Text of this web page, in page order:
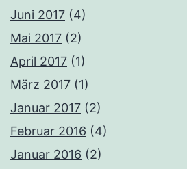
Juni 2017 (4)
Mai 2017 (2)
April 2017 (1)
März 2017 (1)
Januar 2017 (2)
Februar 2016 (4)
Januar 2016 (2)